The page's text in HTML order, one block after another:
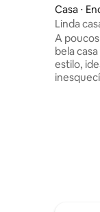
Casa ⋅
Linda
A
bela
estilo,